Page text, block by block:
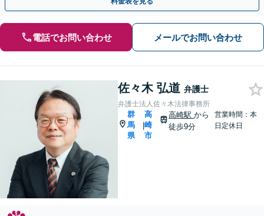
電話でお問い合わせ メールでお問い合わせ
佐々木 弘道 弁護士
弁護士法人佐々木法律事務所
群
馬
県
|
高
崎
市
高崎駅から
徒歩9分
営業時間：本
日定休日